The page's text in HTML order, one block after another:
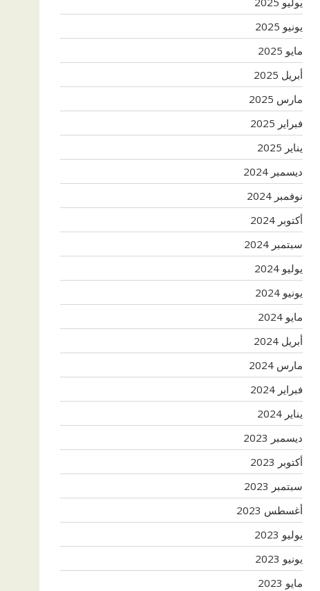
يونيو 2025
مايو 2025
أبريل 2025
مارس 2025
فبراير 2025
يناير 2025
ديسمبر 2024
نوفمبر 2024
أكتوبر 2024
سبتمبر 2024
يوليو 2024
يونيو 2024
مايو 2024
أبريل 2024
مارس 2024
فبراير 2024
يناير 2024
ديسمبر 2023
أكتوبر 2023
سبتمبر 2023
أغسطس 2023
يوليو 2023
يونيو 2023
مايو 2023